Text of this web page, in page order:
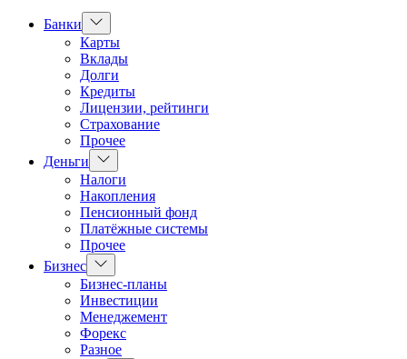
Банки
Показать
подменю
Карты
Вклады
Долги
Кредиты
Лицензии, рейтинги
Страхование
Прочее
Деньги
Показать
подменю
Налоги
Накопления
Пенсионный фонд
Платёжные системы
Прочее
Бизнес Показать
подменю
Бизнес-планы
Инвестиции
Менеджемент
Форекс
Разное